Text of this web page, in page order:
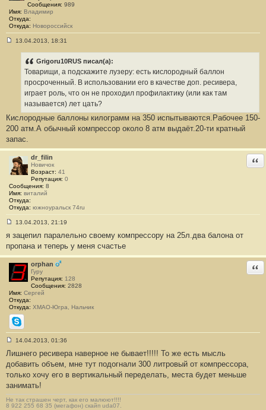
Сообщения: 989
Имя: Владимир
Откуда:
Откуда: Новороссийск
9
13.04.2013, 18:31
Grigoru10RUS писал(а):
Товарищи, а подскажите лузеру: есть кислородный баллон
просроченный. В использовании его в качестве доп. ресивера,
играет роль, что он не проходил профилактику (или как там
называется) лет цать?
Кислородные баллоны килограмм на 350 испытываются.Рабочее 150-
200 атм.А обычный компрессор около 8 атм выдаёт.20-ти кратный
запас.
dr_filin
Новичок
Возраст: 41
Репутация: 0
Сообщения: 8
Имя: виталий
Откуда:
Откуда: южноуральск 74ru
о
б
щ
е
н
и
#
1
0
13.04.2013, 21:19
я зацепил паралельно своему компрессору на 25л.два балона от
пропана и теперь у меня счастье
orphan
Гуру
Репутация: 128
Сообщения: 2828
Имя: Сергей
Откуда:
Откуда: ХМАО-Югра, Нальчик
Skype
о
б
щ
н
и
е
14.04.2013, 01:36
Лишнего ресивера наверное не бывает!!!!! То же есть мысль
добавить объем, мне тут подогнали 300 литровый от компрессора,
только хочу его в вертикальный переделать, места будет меньше
занимать!
Не так страшен черт, как его малюют!!!!
8 922 255 68 35 (мегафон) скайп uda07.